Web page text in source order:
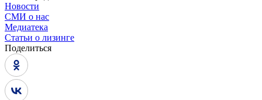
Новости
СМИ о нас
Медиатека
Статьи о лизинге
Поделиться